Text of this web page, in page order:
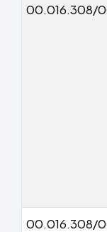
00.016.308/
00.016.308/